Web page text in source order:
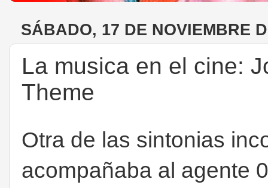
SÁBADO, 17 DE NOVIEMBRE
La musica en el cine:
Theme
Otra de las sintonias
acompañaba al agente